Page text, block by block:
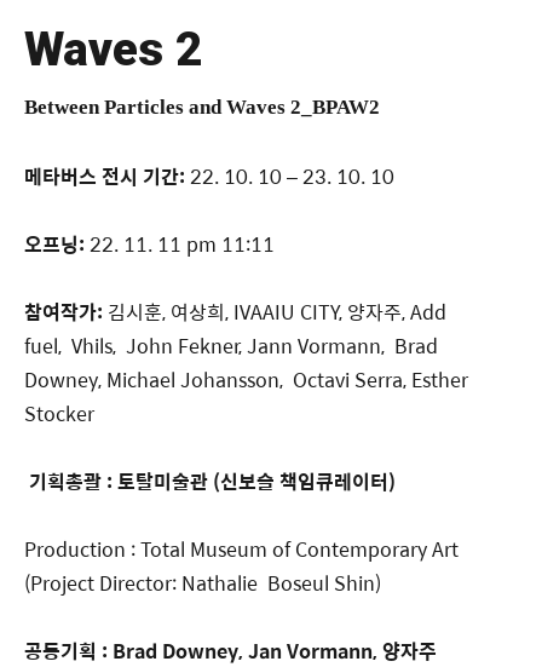
Waves 2
Between Particles and Waves 2_BPAW2
메타버스 전시 기간: 22. 10. 10 – 23. 10. 10
오프닝: 22. 11. 11 pm 11:11
참여작가: 김시훈, 여상희, IVAAIU CITY, 양자주, Add
fuel, Vhils, John Fekner, Jann Vormann, Brad
Downey, Michael Johansson, Octavi Serra, Esther
Stocker
기획총괄 : 토탈미술관 (신보슬 책임큐레이터)
Production : Total Museum of Contemporary Art
(Project Director: Nathalie Boseul Shin)
공동기획 : Brad Downey, Jan Vormann, 양자주